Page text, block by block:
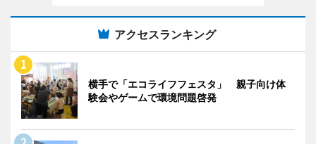
アクセスランキング
横手で「エコライフフェスタ」 親子向け体
験会やゲームで環境問題啓発